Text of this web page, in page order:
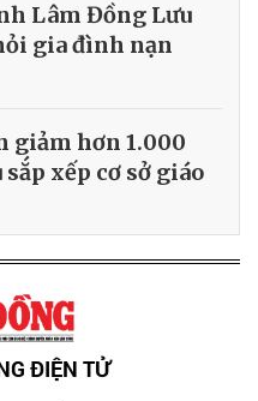
Lâm Đồng Lưu
gia đình nạn
giảm hơn 1.000
xếp cơ sở giáo
ĐIỆN TỬ